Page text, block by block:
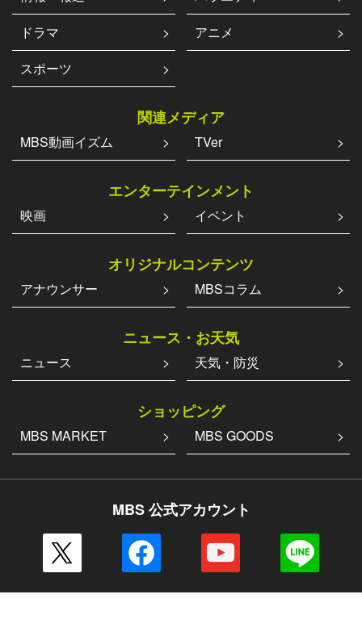
ドラマ
アニメ
スポーツ
関連メディア
MBS動画イズム TVer
エンターテインメント
映画 イベント
オリジナルコンテンツ
アナウンサー MBSコラム
ニュース・お天気
ニュース 天気・防災
ショッピング
MBS MARKET MBS GOODS
MBS 公式アカウント